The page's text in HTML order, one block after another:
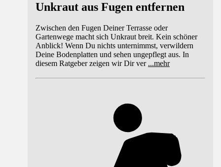
Unkraut aus Fugen entfernen
Zwischen den Fugen Deiner Terrasse oder
Gartenwege macht sich Unkraut breit. Kein schöner
Anblick! Wenn Du nichts unternimmst, verwildern
Deine Bodenplatten und sehen ungepflegt aus. In
diesem Ratgeber zeigen wir Dir ver ...mehr